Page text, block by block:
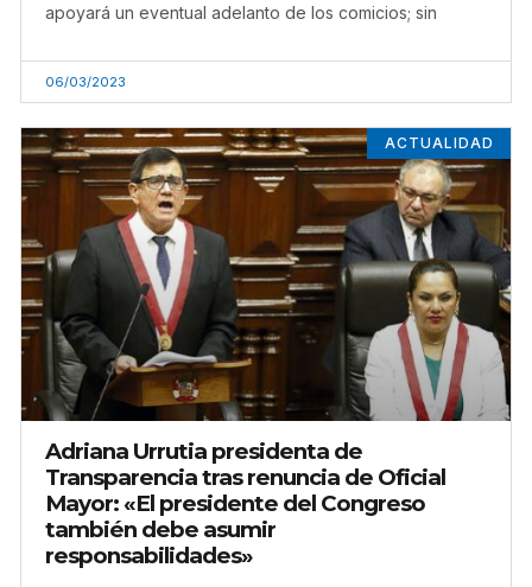
apoyará un eventual adelanto de los comicios; sin
06/03/2023
ACTUALIDAD
Adriana Urrutia presidenta de
Transparencia tras renuncia de Oficial
Mayor: «El presidente del Congreso
también debe asumir
responsabilidades»